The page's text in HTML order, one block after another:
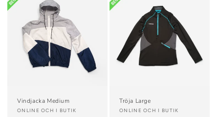
Vindjacka Medium
Säljare:
ONLINE OCH I BUTIK
Tröja Large
Säljare:
ONLINE OCH I BUTIK